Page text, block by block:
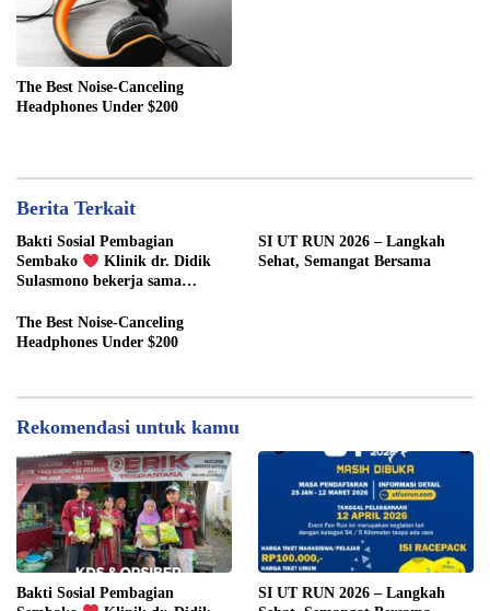
The Best Noise-Canceling
Headphones Under $200
Berita Terkait
Bakti Sosial Pembagian
Sembako
Klinik dr. Didik
Sulasmono bekerja sama
SI UT RUN 2026 – Langkah
Sehat, Semangat Bersama
The Best Noise-Canceling
Headphones Under $200
Rekomendasi untuk kamu
Bakti Sosial Pembagian
SI UT RUN 2026 – Langkah